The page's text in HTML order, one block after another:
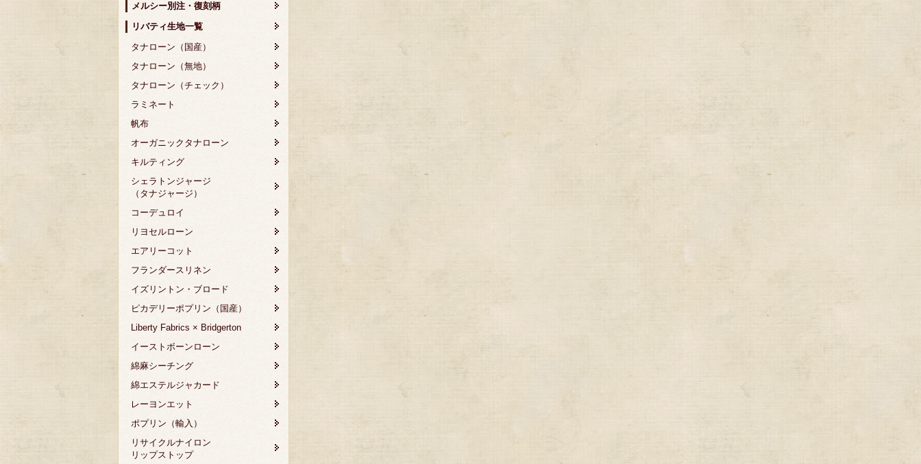
メルシー別注・復刻柄
リバティ生地一覧
タナローン（国産）
タナローン（無地）
タナローン（チェック）
ラミネート
帆布
オーガニックタナローン
キルティング
シェラトンジャージ
（タナジャージ）
コーデュロイ
リヨセルローン
エアリーコット
フランダースリネン
イズリントン・ブロード
ピカデリーポプリン（国産）
Liberty Fabrics × Bridgerton
イーストボーンローン
綿麻シーチング
綿エステルジャカード
レーヨンエット
ポプリン（輸入）
リサイクルナイロン
リップストップ